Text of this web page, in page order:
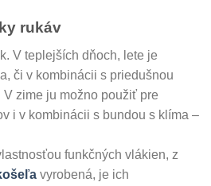
rukáv
V teplejších dňoch, lete je
či v kombinácii s priedušnou
zime ju možno použiť pre
i v kombinácii s bundou s klíma –
funkčných vlákien, z
vyrobená, je ich